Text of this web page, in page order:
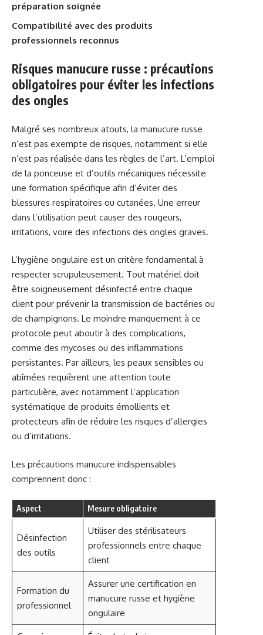
préparation soignée
Compatibilité avec des produits
professionnels reconnus
Risques manucure russe : précautions
obligatoires pour éviter les infections
des ongles
Malgré ses nombreux atouts, la manucure russe
n’est pas exempte de risques, notamment si elle
n’est pas réalisée dans les règles de l’art. L’emploi
de la ponceuse et d’outils mécaniques nécessite
une formation spécifique afin d’éviter des
blessures respiratoires ou cutanées. Une erreur
dans l’utilisation peut causer des rougeurs,
irritations, voire des infections des ongles graves.
L’hygiène ongulaire est un critère fondamental à
respecter scrupuleusement. Tout matériel doit
être soigneusement désinfecté entre chaque
client pour prévenir la transmission de bactéries ou
de champignons. Le moindre manquement à ce
protocole peut aboutir à des complications,
comme des mycoses ou des inflammations
persistantes. Par ailleurs, les peaux sensibles ou
abîmées requièrent une attention toute
particulière, avec notamment l’application
systématique de produits émollients et
protecteurs afin de réduire les risques d’allergies
ou d’irritations.
Les précautions manucure indispensables
comprennent donc :
Aspect Mesure obligatoire
Désinfection
des outils
Utiliser des stérilisateurs
professionnels entre chaque
client
Formation du
professionnel
Assurer une certification en
manucure russe et hygiène
ongulaire